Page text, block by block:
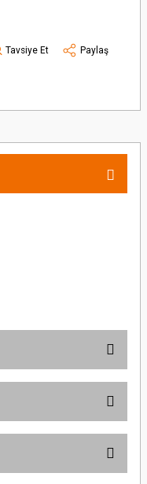
Tavsiye Et
Paylaş